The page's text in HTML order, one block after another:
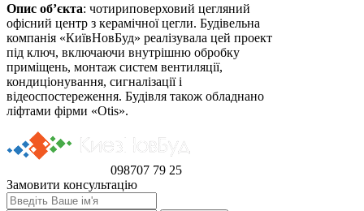
Опис об’єкта: чотириповерховий цегляний
офісний центр з керамічної цегли. Будівельна
компанія «КиївНовБуд» реалізувала цей проект
під ключ, включаючи внутрішню обробку
приміщень, монтаж систем вентиляції,
кондиціонування, сигналізації і
відеоспостереження. Будівля також обладнано
ліфтами фірми «Otis».
098707 79 25
Замовити консультацію